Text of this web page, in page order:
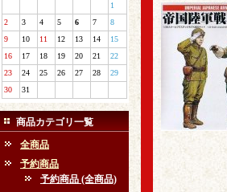
1
2
3 4 5 6 7
8
9
10 11 12 13 14
15
16
17 18 19 20 21
22
23
24 25 26 27 28
29
30
31
商品カテゴリ一覧
全商品
予約商品
予約商品 (全商品)